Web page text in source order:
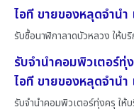
ไอที ขายของหลุดจำน
รับซื้อนาฬิกาลาดบัวหลวง ให้บ
รับจำนำคอมพิวเตอร์
ไอที ขายของหลุดจำน
รับจำนำคอมพิวเตอร์ทุ่งครุ ให้